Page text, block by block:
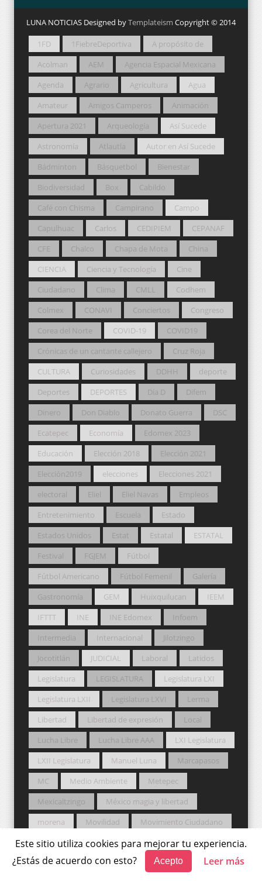
Este sitio utiliza cookies para mejorar tu experiencia.
¿Estás de acuerdo con esto?
Acepto Leer más
LUNA NOTICIAS Designed byTemplateism Copyright © 2014
1FD 1FiebreDeportiva
A propósito de
Acolman
AEM
Agencia Espacial Mexicana
Agenda
Agrario Agricultura
Agua
Amateur
Amigos Camperos
Animación
Apertura 2021
Arqueología
Así Sucede
Astronomía
Atlautla
Autor en Así Sucede
Bádminton
Básquetbol
Bienestar
Biodiversidad
Box
Cabildo
Café con Chisma
Campirano
Campo
Capulhuac
Carlos CEDIPIEM
CEPANAF
CFE
Chalco Chapa de Mota
China
CIENCIA
Ciencia y Tecnología
Cine
Ciudadano
Clima CMLL
Codhem
Colmex
CONAVI Conciertos
Congreso
Corea del Norte
COVID-19
COVID19
Crónicas de un cantante callejero
Cruz Roja
CULTURA
Curiosidades DDHH
deporte
Deportes
DEPORTES Día D
Difem
Dinero
Don Diablo Donato Guerra
DSC
Ecatepec
Economía
Edomex 2023
Educación
Elección 2018
Elección 2021
Elección2019
elecciones
Elecciones 2021
electoral
Eliel Eliel Navas
Empleos
Entretenimiento
Escuela
Estado
Estados Unidos
Estat Estatal
ESTATAL
Festival
FGJEM
Fútbol
Fútbol Americano
Fútbol Femenil
Galería
Gastronomía
GEM Huixquilucan
IEEM
IFTTT
INE INE Edomex
Infoem
Intermedia
Internacional
Jilotzingo
Jocotitlán
JUDICIAL Laboral
Latidos
Legislatura
LEGISLATURA
Legislatura LXI
Legislatura LXII
Legislatura LXVI
Lerma
Libertad
Libertad de expresión
Local
Lucha Libre
Lucha Libre AAA
LXI Legislatura
LXII Legislatura
Manuel Luna
Marcapasos
MC
Medio Ambiente
Metepec
Mexicaltzingo
México magia y libertad
morena
Movilidad
Movimiento Ciudadano
MUNDO
munic Municipio
Municipios
MUSIC
NA NACIONAL
NAEM